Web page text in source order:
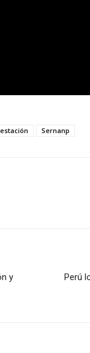
Sernanp
y
Perú